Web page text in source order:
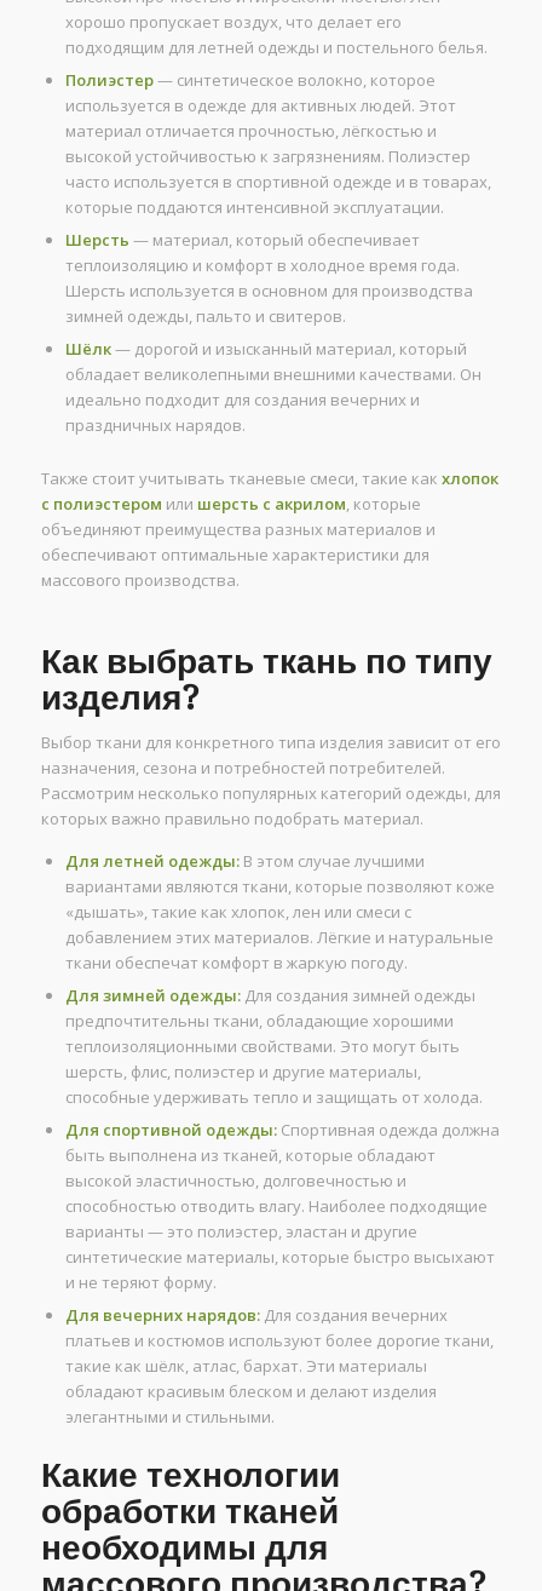
хорошо пропускает воздух, что делает его
подходящим для летней одежды и постельного белья.
Полиэстер— синтетическое волокно, которое
используется в одежде для активных людей. Этот
материал отличается прочностью, лёгкостью и
высокой устойчивостью к загрязнениям. Полиэстер
часто используется в спортивной одежде и в товарах,
которые поддаются интенсивной эксплуатации.
Шерсть — материал, который обеспечивает
теплоизоляцию и комфорт в холодное время года.
Шерсть используется в основном для производства
зимней одежды, пальто и свитеров.
Шёлк— дорогой и изысканный материал, который
обладает великолепными внешними качествами. Он
идеально подходит для создания вечерних и
праздничных нарядов.
Также стоит учитывать тканевые смеси, такие как хлопок
с полиэстером или шерсть с акрилом , которые
объединяют преимущества разных материалов и
обеспечивают оптимальные характеристики для
массового производства.
Как выбрать ткань по типу
изделия?
Выбор ткани для конкретного типа изделия зависит от его
назначения, сезона и потребностей потребителей.
Рассмотрим несколько популярных категорий одежды, для
которых важно правильно подобрать материал.
Для летней одежды:В этом случае лучшими
вариантами являются ткани, которые позволяют коже
«дышать», такие как хлопок, лен или смеси с
добавлением этих материалов. Лёгкие и натуральные
ткани обеспечат комфорт в жаркую погоду.
Для зимней одежды:Для создания зимней одежды
предпочтительны ткани, обладающие хорошими
теплоизоляционными свойствами. Это могут быть
шерсть, флис, полиэстер и другие материалы,
способные удерживать тепло и защищать от холода.
Для спортивной одежды:Спортивная одежда должна
быть выполнена из тканей, которые обладают
высокой эластичностью, долговечностью и
способностью отводить влагу. Наиболее подходящие
варианты — это полиэстер, эластан и другие
синтетические материалы, которые быстро высыхают
и не теряют форму.
Для вечерних нарядов:Для создания вечерних
платьев и костюмов используют более дорогие ткани,
такие как шёлк, атлас, бархат. Эти материалы
обладают красивым блеском и делают изделия
элегантными и стильными.
Какие технологии
обработки тканей
необходимы для